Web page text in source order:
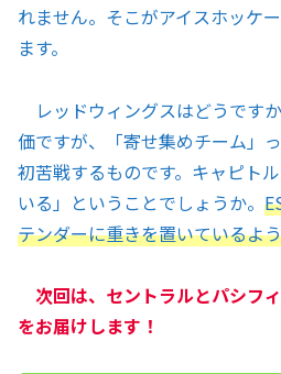
れません。そこがアイスホッケ
ます。
レッドウィングスはどうです
価ですが、「寄せ集めチーム」
初苦戦するものです。キャピト
いる」ということでしょうか。
テンダーに重きを置いているよ
次回は、セントラルとパシフ
をお届けします！